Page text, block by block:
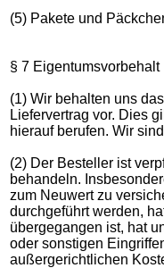
(5) Pakete und
§ 7 Eigentumsvorbehalt
(1) Wir behalten uns
Liefervertrag vor. Dies
hierauf berufen. Wir
(2) Der Besteller ist
behandeln.
zum Neuwert zu
durchgeführt werden,
übergegangen ist, hat
oder sonstigen
außergerichtlichen